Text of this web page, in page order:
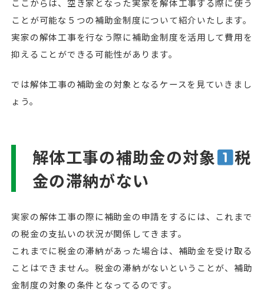
ここからは、空き家となった実家を解体工事する際に使う
ことが可能な５つの補助金制度について紹介いたします。
実家の解体工事を行なう際に補助金制度を活用して費用を
抑えることができる可能性があります。
では解体工事の補助金の対象となるケースを見ていきまし
ょう。
解体工事の補助金の対象
税
金の滞納がない
実家の解体工事の際に補助金の申請をするには、これまで
の税金の支払いの状況が関係してきます。
これまでに税金の滞納があった場合は、補助金を受け取る
ことはできません。税金の滞納がないということが、補助
金制度の対象の条件となってるのです。